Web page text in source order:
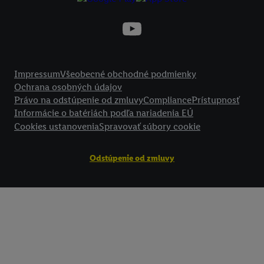
ImpressumVšeobecné obchodné podmienky
Ochrana osobných údajov
Právo na odstúpenie od zmluvyCompliancePrístupnosť
Informácie o batériách podľa nariadenia EÚ
Cookies ustanoveniaSpravovať súbory cookie
Odstúpenie od zmluvy
vyššie uvedené účely. Ďalšie informácie vrátane informácií o dobe